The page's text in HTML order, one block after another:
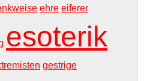
ehre eiferer
esoterik
gestrige